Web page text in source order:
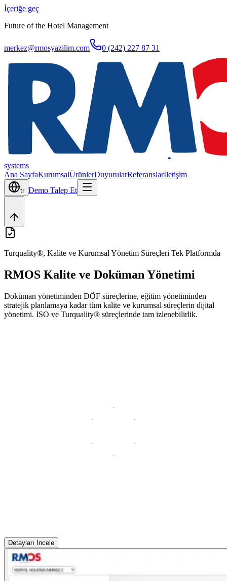
İçeriğe geç
Future of the Hotel Management
merkez@rmosyazilim.com 0 (242) 227 87 31
systems
Ana SayfaKurumsalÜrünlerDuyurularReferanslarİletişim
tr Demo Talep Et
Turquality®, Kalite ve Kurumsal Yönetim Süreçleri Tek Platformda
RMOS Kalite ve Doküman Yönetimi
Doküman yönetiminden DÖF süreçlerine, eğitim yönetiminden
stratejik planlamaya kadar tüm kalite ve kurumsal süreçlerin dijital
yönetimi. ISO ve Turquality® süreçlerinde tam izlenebilirlik.
Detayları İncele